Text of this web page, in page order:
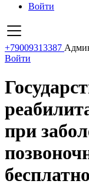
Войти
+79009313387
Войти
при